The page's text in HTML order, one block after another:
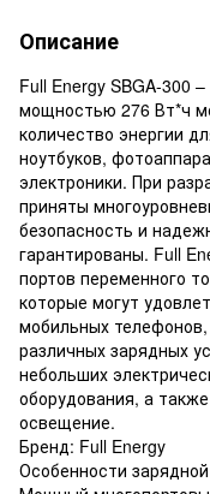
Описание
Full Energy SBGA-300
мощностью 276 Вт*ч
количество энергии
ноутбуков,
электроники. При
приняты
безопасность и
гарантированы. Full
портов переменного
которые могут
мобильных телефонов,
различных зарядных
небольших
оборудования, а
освещение.
Бренд: Full Energy
Особенности